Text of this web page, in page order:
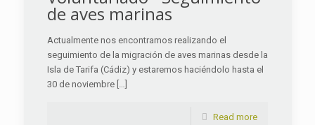
de aves marinas
Actualmente nos encontramos realizando el
seguimiento de la migración de aves marinas desde la
Isla de Tarifa (Cádiz) y estaremos haciéndolo hasta el
30 de noviembre […]
Read more